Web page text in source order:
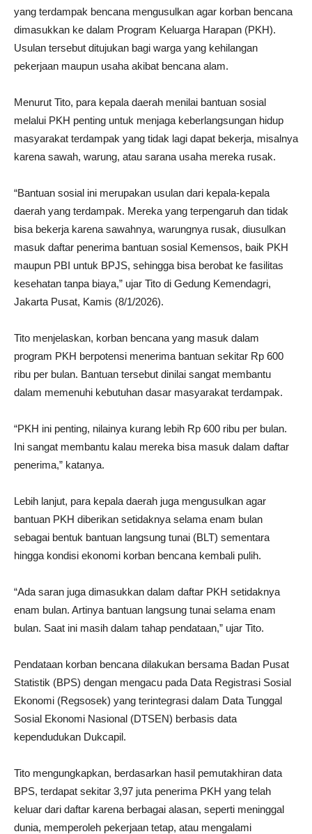
yang terdampak bencana mengusulkan agar korban bencana
dimasukkan ke dalam Program Keluarga Harapan (PKH).
Usulan tersebut ditujukan bagi warga yang kehilangan
pekerjaan maupun usaha akibat bencana alam.
Menurut Tito, para kepala daerah menilai bantuan sosial
melalui PKH penting untuk menjaga keberlangsungan hidup
masyarakat terdampak yang tidak lagi dapat bekerja, misalnya
karena sawah, warung, atau sarana usaha mereka rusak.
“Bantuan sosial ini merupakan usulan dari kepala-kepala
daerah yang terdampak. Mereka yang terpengaruh dan tidak
bisa bekerja karena sawahnya, warungnya rusak, diusulkan
masuk daftar penerima bantuan sosial Kemensos, baik PKH
maupun PBI untuk BPJS, sehingga bisa berobat ke fasilitas
kesehatan tanpa biaya,” ujar Tito di Gedung Kemendagri,
Jakarta Pusat, Kamis (8/1/2026).
Tito menjelaskan, korban bencana yang masuk dalam
program PKH berpotensi menerima bantuan sekitar Rp 600
ribu per bulan. Bantuan tersebut dinilai sangat membantu
dalam memenuhi kebutuhan dasar masyarakat terdampak.
“PKH ini penting, nilainya kurang lebih Rp 600 ribu per bulan.
Ini sangat membantu kalau mereka bisa masuk dalam daftar
penerima,” katanya.
Lebih lanjut, para kepala daerah juga mengusulkan agar
bantuan PKH diberikan setidaknya selama enam bulan
sebagai bentuk bantuan langsung tunai (BLT) sementara
hingga kondisi ekonomi korban bencana kembali pulih.
“Ada saran juga dimasukkan dalam daftar PKH setidaknya
enam bulan. Artinya bantuan langsung tunai selama enam
bulan. Saat ini masih dalam tahap pendataan,” ujar Tito.
Pendataan korban bencana dilakukan bersama Badan Pusat
Statistik (BPS) dengan mengacu pada Data Registrasi Sosial
Ekonomi (Regsosek) yang terintegrasi dalam Data Tunggal
Sosial Ekonomi Nasional (DTSEN) berbasis data
kependudukan Dukcapil.
Tito mengungkapkan, berdasarkan hasil pemutakhiran data
BPS, terdapat sekitar 3,97 juta penerima PKH yang telah
keluar dari daftar karena berbagai alasan, seperti meninggal
dunia, memperoleh pekerjaan tetap, atau mengalami